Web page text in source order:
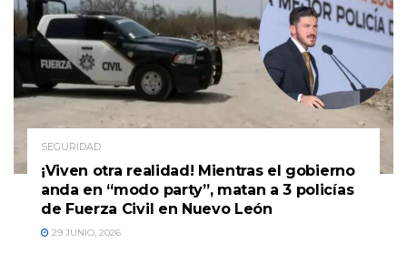
SEGURIDAD
¡Viven otra realidad! Mientras el gobierno
anda en “modo party”, matan a 3 policías
de Fuerza Civil en Nuevo León
29 JUNIO, 2026